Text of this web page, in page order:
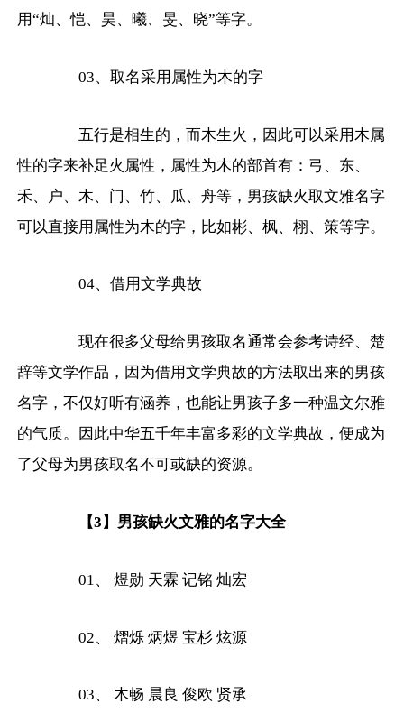
用“灿、恺、昊、曦、旻、晓”等字。
03、取名采用属性为木的字
五行是相生的，而木生火，因此可以采用木属
性的字来补足火属性，属性为木的部首有：弓、东、
禾、户、木、门、竹、瓜、舟等，男孩缺火取文雅名字
可以直接用属性为木的字，比如彬、枫、栩、策等字。
04、借用文学典故
现在很多父母给男孩取名通常会参考诗经、楚
辞等文学作品，因为借用文学典故的方法取出来的男孩
名字，不仅好听有涵养，也能让男孩子多一种温文尔雅
的气质。因此中华五千年丰富多彩的文学典故，便成为
了父母为男孩取名不可或缺的资源。
【3】男孩缺火文雅的名字大全
01、 煜勋 天霖 记铭 灿宏
02、 熠烁 炳煜 宝杉 炫源
03、 木畅 晨良 俊欧 贤承